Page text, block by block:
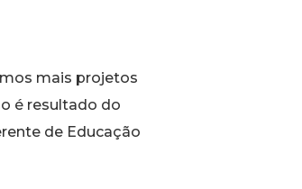
mais projetos
é resultado do
de Educação